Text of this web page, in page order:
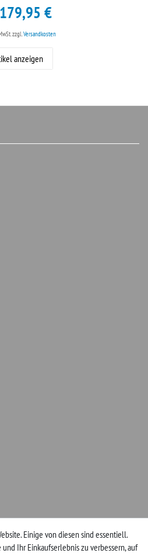
€
zzgl.Versandkosten
anzeigen
Einige von diesen sind essentiell.
Ihr Einkaufserlebnis zu verbessern, auf